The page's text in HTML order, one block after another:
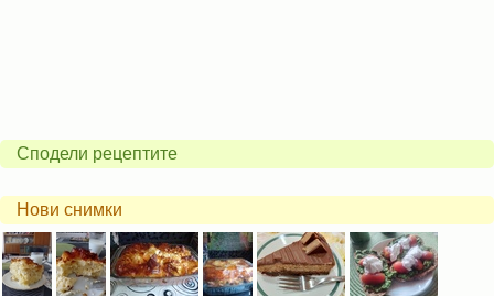
Сподели рецептите
Нови снимки